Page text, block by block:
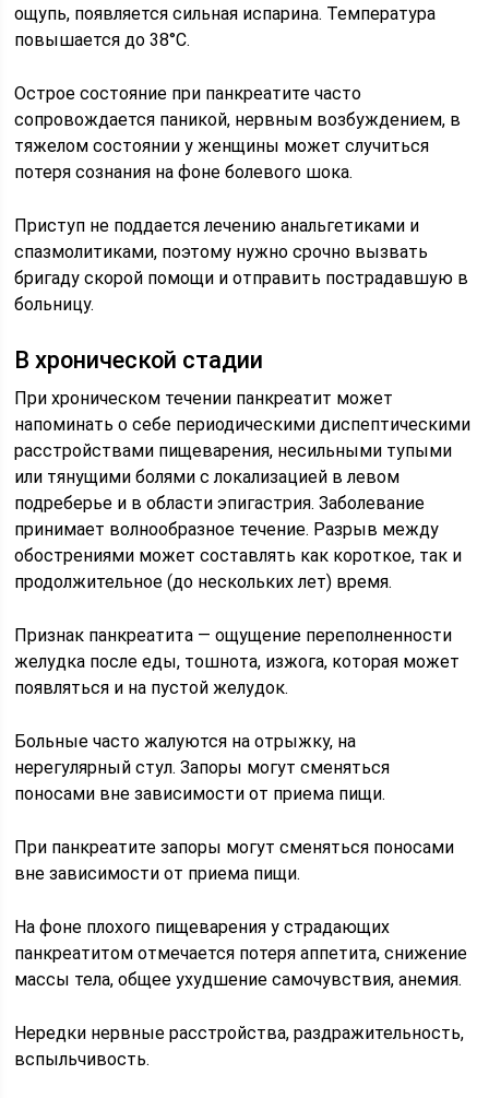
ощупь, появляется сильная испарина. Температура
повышается до 38°С.
Острое состояние при панкреатите часто
сопровождается паникой, нервным возбуждением, в
тяжелом состоянии у женщины может случиться
потеря сознания на фоне болевого шока.
Приступ не поддается лечению анальгетиками и
спазмолитиками, поэтому нужно срочно вызвать
бригаду скорой помощи и отправить пострадавшую в
больницу.
В хронической стадии
При хроническом течении панкреатит может
напоминать о себе периодическими диспептическими
расстройствами пищеварения, несильными тупыми
или тянущими болями с локализацией в левом
подреберье и в области эпигастрия. Заболевание
принимает волнообразное течение. Разрыв между
обострениями может составлять как короткое, так и
продолжительное (до нескольких лет) время.
Признак панкреатита — ощущение переполненности
желудка после еды, тошнота, изжога, которая может
появляться и на пустой желудок.
Больные часто жалуются на отрыжку, на
нерегулярный стул. Запоры могут сменяться
поносами вне зависимости от приема пищи.
При панкреатите запоры могут сменяться поносами
вне зависимости от приема пищи.
На фоне плохого пищеварения у страдающих
панкреатитом отмечается потеря аппетита, снижение
массы тела, общее ухудшение самочувствия, анемия.
Нередки нервные расстройства, раздражительность,
вспыльчивость.